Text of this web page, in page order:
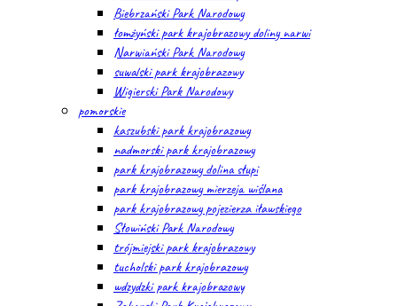
Biebrzański Park Narodowy
łomżyński park krajobrazowy doliny narwi
Narwiański Park Narodowy
suwalski park krajobrazowy
Wigierski Park Narodowy
pomorskie
kaszubski park krajobrazowy
nadmorski park krajobrazowy
park krajobrazowy dolina słupi
park krajobrazowy mierzeja wiślana
park krajobrazowy pojezierza iławskiego
Słowiński Park Narodowy
trójmiejski park krajobrazowy
tucholski park krajobrazowy
wdzydzki park krajobrazowy